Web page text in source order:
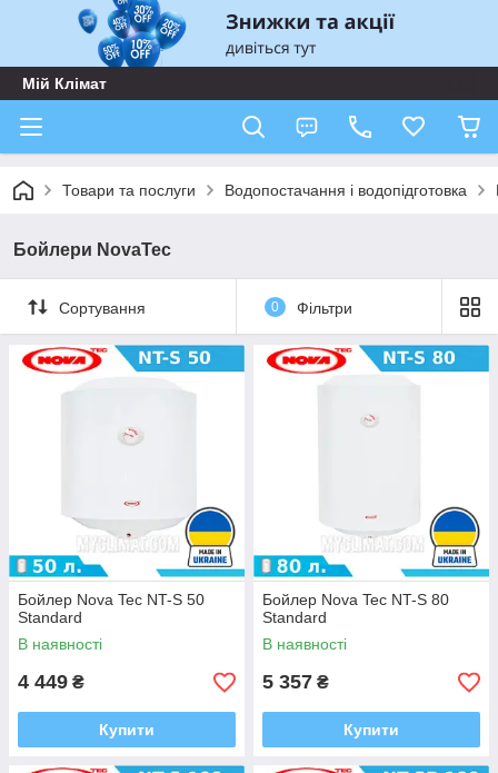
Мій Клімат
Товари та послуги Водопостачання і водопідготовка
Бойлери NovaTec
Сортування 0 Фільтри
Бойлер Nova Tec NT-S 50
Standard
В наявності
4 449 ₴
Купити
Бойлер Nova Tec NT-S 80
Standard
В наявності
5 357 ₴
Купити